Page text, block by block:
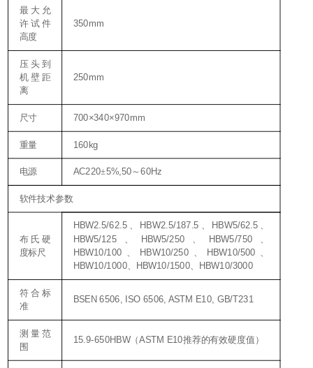
最大允
许试件
高度
350mm
压头到
机壁距
离
250mm
尺寸 700×340×970mm
重量 160kg
电源 AC220±5%,50 ～60Hz
软件技术参数
布氏硬
度标尺
HBW2.5/62.5 、 HBW2.5/187.5 、 HBW5/62.5 、
HBW5/125 、 HBW5/250 、 HBW5/750 、
HBW10/100 、 HBW10/250 、 HBW10/500 、
HBW10/1000、 HBW10/1500、 HBW10/3000
符合标
准
BSEN 6506, ISO 6506, ASTM E10, GB/T231
测量范
围
15.9-650HBW（ASTM E10推荐的有效硬度值）